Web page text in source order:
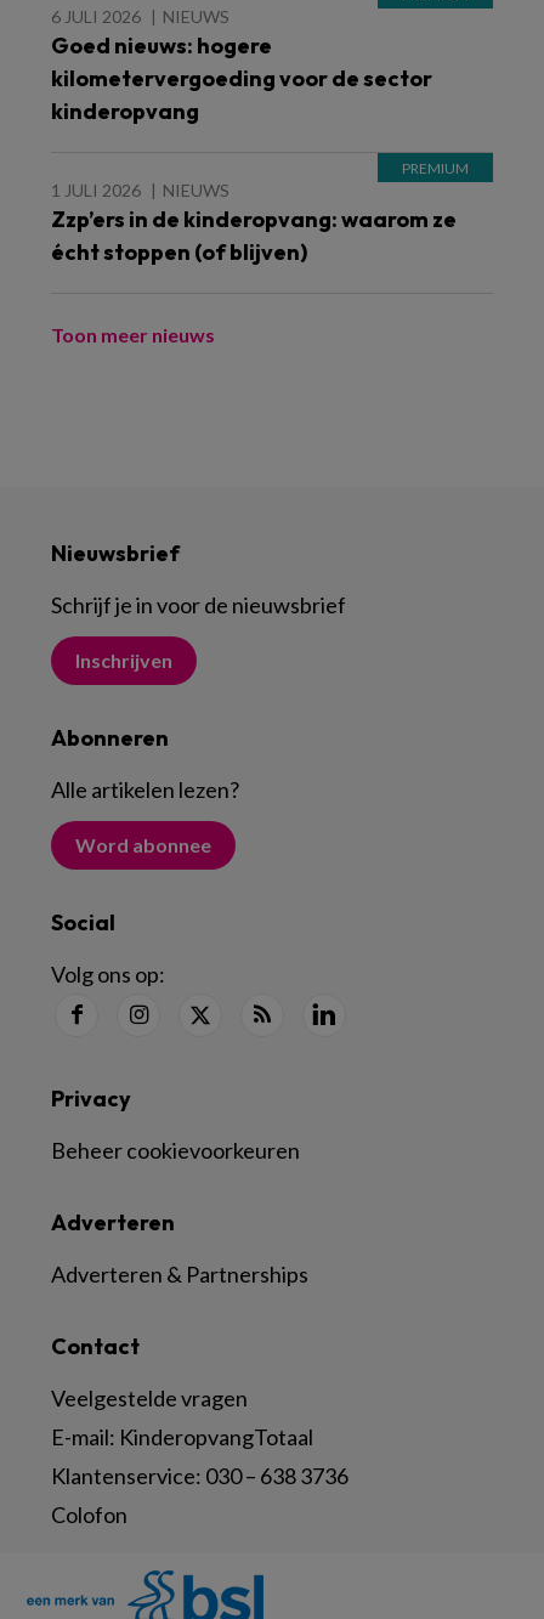
6 JULI 2026 NIEUWS
Goed nieuws: hogere
kilometervergoeding voor de sector
kinderopvang
1 JULI 2026 NIEUWS
Zzp’ers in de kinderopvang: waarom ze
écht stoppen (of blijven)
Toon meer nieuws
Nieuwsbrief
Schrijf je in voor de nieuwsbrief
Inschrijven
Abonneren
Alle artikelen lezen?
Word abonnee
Social
Volg ons op:
Contact
Veelgestelde vragen
E-mail: KinderopvangTotaal
Klantenservice: 030 – 638 3736
Colofon
Adverteren
Adverteren & Partnerships
Privacy
Beheer cookievoorkeuren